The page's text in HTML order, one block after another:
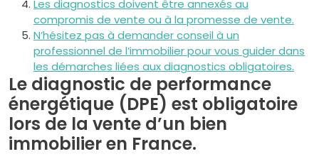
Les diagnostics doivent être annexés au
compromis de vente ou à la promesse de vente.
N’hésitez pas à demander conseil à un
professionnel de l’immobilier pour vous guider dans
les démarches liées aux diagnostics obligatoires.
Le diagnostic de performance
énergétique (DPE) est obligatoire
lors de la vente d’un bien
immobilier en France.